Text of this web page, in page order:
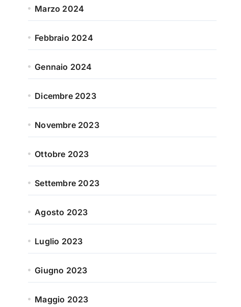
Marzo 2024
Febbraio 2024
Gennaio 2024
Dicembre 2023
Novembre 2023
Ottobre 2023
Settembre 2023
Agosto 2023
Luglio 2023
Giugno 2023
Maggio 2023